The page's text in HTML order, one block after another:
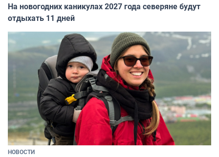
На новогодних каникулах 2027 года северяне будут
отдыхать 11 дней
НОВОСТИ